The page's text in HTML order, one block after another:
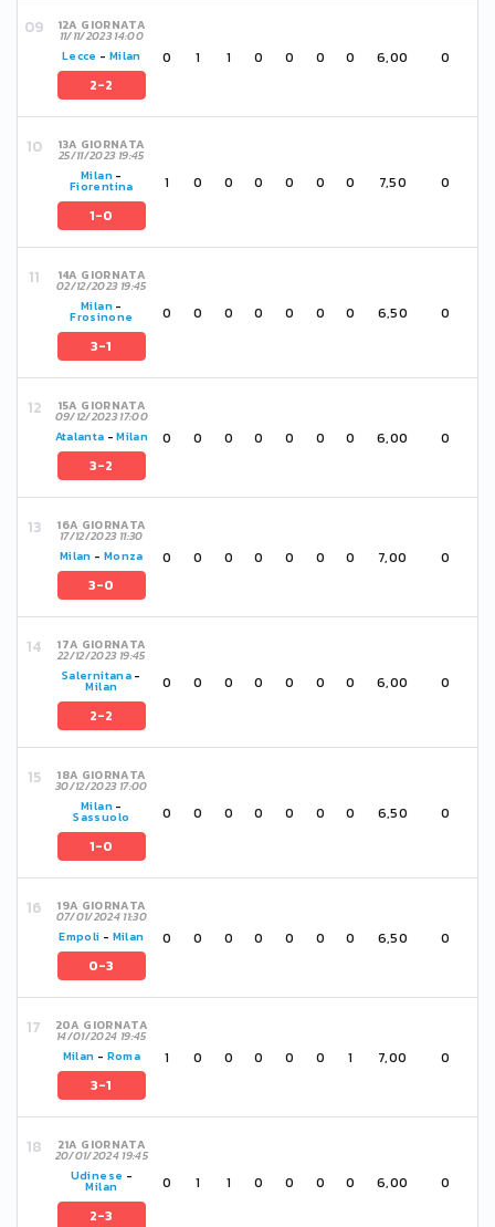
12A GIORNATA
11/11/2023 14:00
Lecce - Milan
2-2
0 1 1 0 0 0 0 6,00 0
13A GIORNATA
25/11/2023 19:45
Milan-
Fiorentina
1-0
1 0 0 0 0 0 0 7,50 0
14A GIORNATA
02/12/2023 19:45
Milan-
Frosinone
3-1
0 0 0 0 0 0 0 6,50 0
15A GIORNATA
09/12/2023 17:00
Atalanta -Milan
3-2
0 0 0 0 0 0 0 6,00 0
16A GIORNATA
17/12/2023 11:30
Milan - Monza
3-0
0 0 0 0 0 0 0 7,00 0
17A GIORNATA
22/12/2023 19:45
Salernitana-
Milan
2-2
0 0 0 0 0 0 0 6,00 0
18A GIORNATA
30/12/2023 17:00
Milan-
Sassuolo
1-0
0 0 0 0 0 0 0 6,50 0
19A GIORNATA
07/01/2024 11:30
Empoli - Milan
0-3
0 0 0 0 0 0 0 6,50 0
20A GIORNATA
14/01/2024 19:45
Milan - Roma
3-1
1 0 0 0 0 0 1 7,00 0
21A GIORNATA
20/01/2024 19:45
Udinese -
Milan
2-3
0 1 1 0 0 0 0 6,00 0